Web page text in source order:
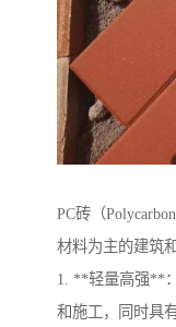
PC砖（
材料为主的建筑
1. **轻量高强**
和施工，同时具